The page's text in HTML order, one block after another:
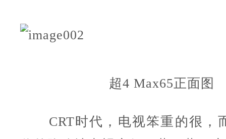
超4 Max65正面图
CRT时代，电视笨重的很，